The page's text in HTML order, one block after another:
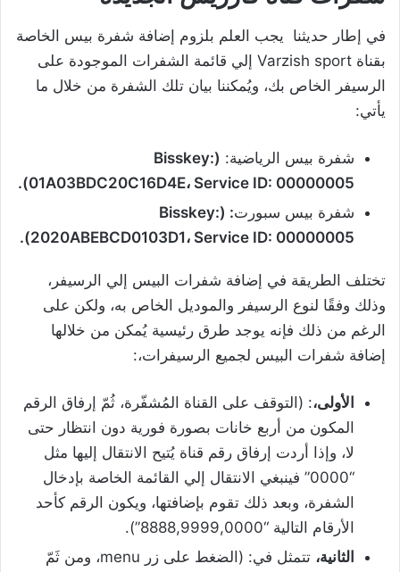
في إطار حديثنا يجب العلم بلزوم إضافة شفرة بيس الخاصة
بقناة Varzish sport إلي قائمة الشفرات الموجودة على
الرسيفر الخاص بك، ويُمكننا بيان تلك الشفرة من خلال ما
يأتي:
شفرة بيس الرياضية:
(Bisskey:
01A03BDC20C16D4E، Service ID: 00000005).
شفرة بيس سبورت
: (Bisskey:
2020ABEBCD0103D1، Service ID: 00000005).
تختلف الطريقة في إضافة شفرات البيس إلي الرسيفر،
وذلك وفقًا لنوع الرسيفر والموديل الخاص به، ولكن على
الرغم من ذلك فإنه يوجد طرق رئيسية يُمكن من خلالها
إضافة شفرات البيس لجميع الرسيفرات،:
الأولى،: (التوقف على القناة المُشفّرة، ثُمّ إرفاق الرقم
المكون من أربع خانات بصورة فورية دون انتظار حتى
لا، وإذا أردت إرفاق رقم قناة يُتيح الانتقال إليها مثل
“0000” فينبغي الانتقال إلي القائمة الخاصة بإدخال
الشفرة، وبعد ذلك تقوم بإضافتها، ويكون الرقم كأحد
الأرقام التالية “8888,9999,0000”).
الثانية،
تتمثل في: (الضغط على زر menu، ومن ثَمّ